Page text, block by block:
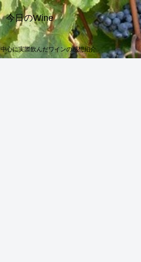
今日のWine
心に実際飲んだワインの感想紹介